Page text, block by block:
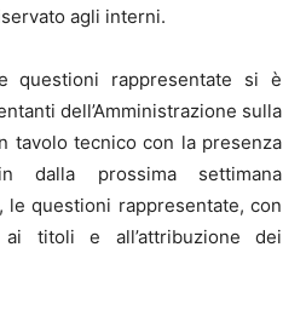
agli interni.
questioni rappresentate si è
dell’Amministrazione sulla
tavolo tecnico con la presenza
dalla prossima settimana
le questioni rappresentate, con
ai titoli e all’attribuzione dei